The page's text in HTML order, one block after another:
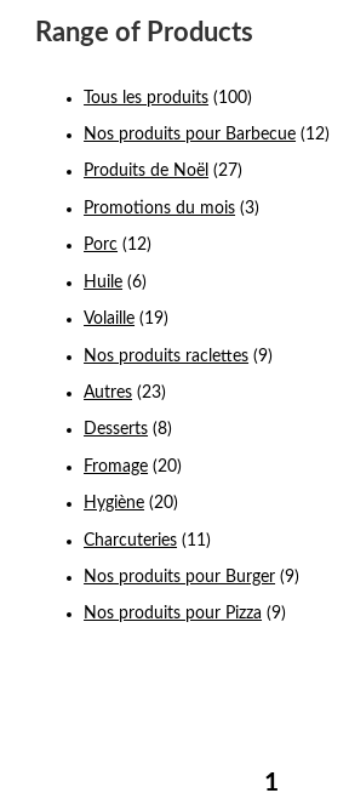
Range of Products
Tous les produits (100)
Nos produits pour Barbecue (12)
Produits de Noël (27)
Promotions du mois (3)
Porc (12)
Huile (6)
Volaille (19)
Nos produits raclettes (9)
Autres (23)
Desserts (8)
Fromage (20)
Hygiène (20)
Charcuteries (11)
Nos produits pour Burger (9)
Nos produits pour Pizza (9)
1